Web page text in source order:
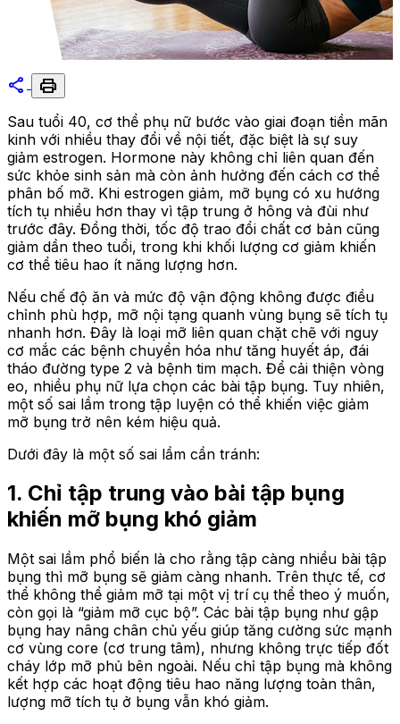
share print
Sau tuổi 40, cơ thể phụ nữ bước vào giai đoạn tiền mãn
kinh với nhiều thay đổi về nội tiết, đặc biệt là sự suy
giảm estrogen. Hormone này không chỉ liên quan đến
sức khỏe sinh sản mà còn ảnh hưởng đến cách cơ thể
phân bố mỡ. Khi estrogen giảm, mỡ bụng có xu hướng
tích tụ nhiều hơn thay vì tập trung ở hông và đùi như
trước đây. Đồng thời, tốc độ trao đổi chất cơ bản cũng
giảm dần theo tuổi, trong khi khối lượng cơ giảm khiến
cơ thể tiêu hao ít năng lượng hơn.
Nếu chế độ ăn và mức độ vận động không được điều
chỉnh phù hợp, mỡ nội tạng quanh vùng bụng sẽ tích tụ
nhanh hơn. Đây là loại mỡ liên quan chặt chẽ với nguy
cơ mắc các bệnh chuyển hóa như tăng huyết áp, đái
tháo đường type 2 và bệnh tim mạch. Để cải thiện vòng
eo, nhiều phụ nữ lựa chọn các bài tập bụng. Tuy nhiên,
một số sai lầm trong tập luyện có thể khiến việc giảm
mỡ bụng trở nên kém hiệu quả.
Dưới đây là một số sai lầm cần tránh:
1. Chỉ tập trung vào bài tập bụng
khiến mỡ bụng khó giảm
Một sai lầm phổ biến là cho rằng tập càng nhiều bài tập
bụng thì mỡ bụng sẽ giảm càng nhanh. Trên thực tế, cơ
thể không thể giảm mỡ tại một vị trí cụ thể theo ý muốn,
còn gọi là “giảm mỡ cục bộ”. Các bài tập bụng như gập
bụng hay nâng chân chủ yếu giúp tăng cường sức mạnh
cơ vùng core (cơ trung tâm), nhưng không trực tiếp đốt
cháy lớp mỡ phủ bên ngoài. Nếu chỉ tập bụng mà không
kết hợp các hoạt động tiêu hao năng lượng toàn thân,
lượng mỡ tích tụ ở bụng vẫn khó giảm.